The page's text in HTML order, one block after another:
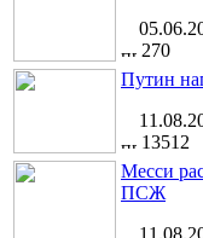
270
Путин
13512
Месси
ПСЖ